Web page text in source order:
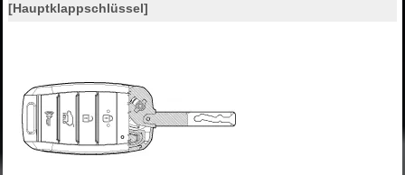
[Hauptklappschlüssel]